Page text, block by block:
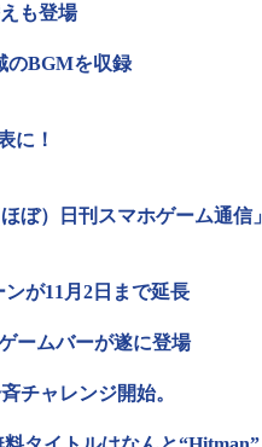
も登場
のBGMを収録
に！
ぼ）日刊スマホゲーム通信
が11月2日まで延長
ームバーが遂に登場
チャレンジ開始。